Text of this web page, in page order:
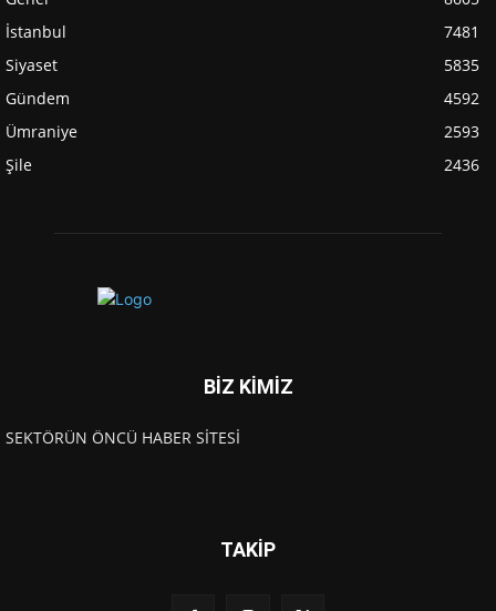
İstanbul
7481
Siyaset
5835
Gündem
4592
Ümraniye
2593
Şile
2436
BİZ KİMİZ
SEKTÖRÜN ÖNCÜ HABER SİTESİ
TAKİP